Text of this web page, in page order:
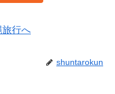
shuntarokun